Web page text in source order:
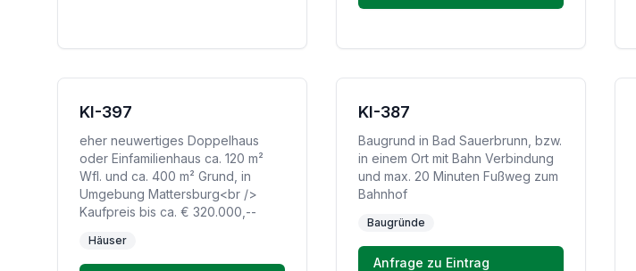
KI-397
eher neuwertiges Doppelhaus
oder Einfamilienhaus ca. 120 m²
Wfl. und ca. 400 m² Grund, in
Umgebung Mattersburg<br />
Kaufpreis bis ca. € 320.000,--
Häuser
KI-387
Baugrund in Bad Sauerbrunn, bzw.
in einem Ort mit Bahn Verbindung
und max. 20 Minuten Fußweg zum
Bahnhof
Baugründe
Anfrage zu Eintrag